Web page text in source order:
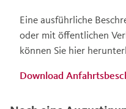
Eine ausführliche
oder mit öffentlichen
können Sie hier
Download